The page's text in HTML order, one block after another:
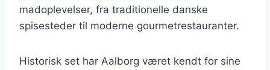
madoplevelser, fra traditionelle danske
spisesteder til moderne gourmetrestauranter.
Historisk set har Aalborg været kendt for sine